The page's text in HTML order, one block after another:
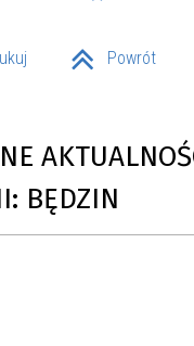
Powrót
BĘDZIN